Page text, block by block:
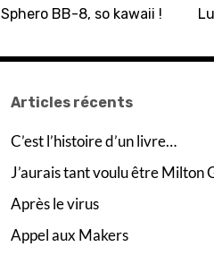
Sphero BB-8, so kawaii !
Articles récents
C’est l’histoire d’un livre…
J’aurais tant voulu être Milton
Après le virus
Appel aux Makers